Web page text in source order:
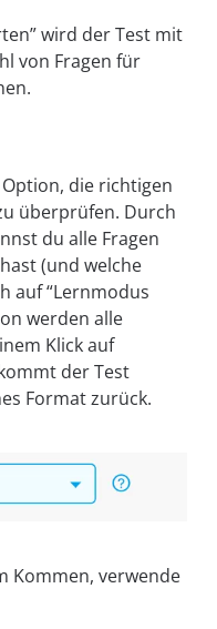
wird der Test mit
von Fragen für
die richtigen
überprüfen. Durch
du alle Fragen
(und welche
auf “Lernmodus
werden alle
Klick auf
der Test
Format zurück.
Kommen, verwende